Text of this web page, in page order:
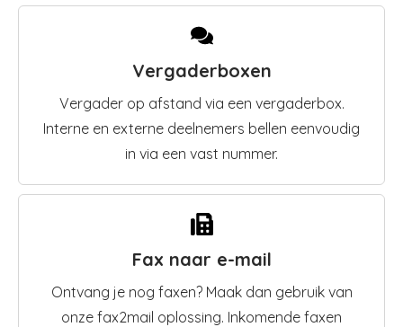
Vergaderboxen
Vergader op afstand via een vergaderbox.
Interne en externe deelnemers bellen eenvoudig
in via een vast nummer.
Fax naar e-mail
Ontvang je nog faxen? Maak dan gebruik van
onze fax2mail oplossing. Inkomende faxen